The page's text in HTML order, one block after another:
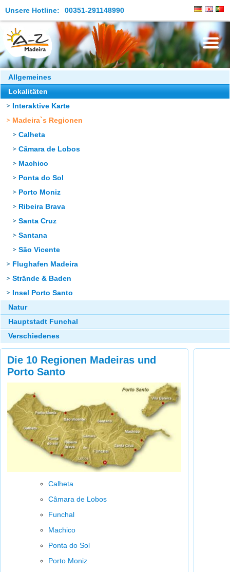
Unsere Hotline: 00351-291148990
Die Insel
Madeira Erleben
Aktuelles
Reiseangebote
Kontakt
Allgemeines
Lokalitäten
Interaktive Karte
Madeira`s Regionen
Calheta
Câmara de Lobos
Machico
Ponta do Sol
Porto Moniz
Ribeira Brava
Santa Cruz
Santana
São Vicente
Flughafen Madeira
Strände & Baden
Insel Porto Santo
Natur
Hauptstadt Funchal
Verschiedenes
Die 10 Regionen Madeiras und
Porto Santo
Calheta
Câmara de Lobos
Funchal
Machico
Ponta do Sol
Porto Moniz